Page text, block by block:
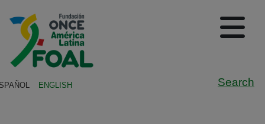
Search
Logo de Fundación ONCE
ENGLISH